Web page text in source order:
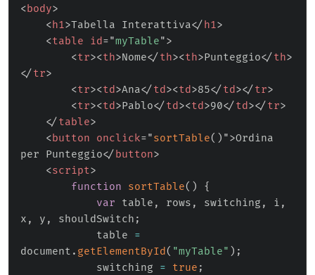
<body>
<h1>Tabella Interattiva</ h1>
<table id="myTable">
<tr><th>Nome</th><th>Punteggio</th>
</tr>
<tr><td>Ana</td><td>85</td></tr>
<tr><td>Pablo</td><td>90</td></tr>
</table>
<button onclick="sortTable( ) ">Ordina
per Punteggio</ button>
<script>
function
sortTable( )
{
var table , rows , switching , i ,
x , y , shouldSwitch ;
            table
=
document . getElementById ( "myTable" ) ;
            switching
= true ;